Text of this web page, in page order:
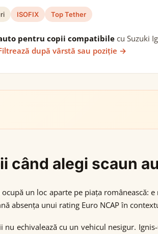
ISOFIX Top Tether
pentru copii compatibile cu Suzuki
după vârstă sau poziție →
când alegi scaun
un loc aparte pe piața
absența unui rating Euro NCAP în
nu echivalează cu un vehicul nesigur.